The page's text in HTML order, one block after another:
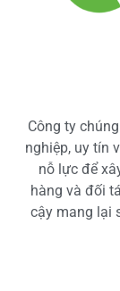
Công ty
nghiệp, uy tín
nỗ lực để
hàng và đối
cậy mang lại